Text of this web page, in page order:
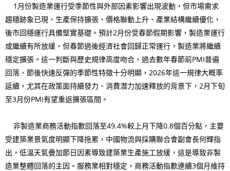
1月份製造業運行受季節性與外部因素影響出現波動，但市場需求
趨穩跡象已現，生產保持擴張、價格聯動上升、產業結構繼續優化，
後市回穩運行具備堅實基礎。預計2月份受春節假期影響，製造業運行
或繼續有所放緩，但春節過後經濟社會回歸正常運行，製造業將繼續
穩定擴張。這一判斷與歷史規律高度吻合，過去數年春節前PMI普遍
回落、節後快速反彈的季節性特徵十分明顯，2026年這一規律大概率
延續，尤其在政策面持續發力、消費潛力加速釋放的背景下，2月下旬
至3月份PMI有望重返擴張區間。
非製造業商務活動指數回落至49.4%較上月下降0.8個百分點，主要
受建築業景氣度明顯下降拖累，中國物流與採購聯合會副會長何輝指
出，低溫天氣疊加節日因素導致建築業生產施工放緩，這是導致非製
造業整體回落的主因。服務業相對穩定，商務活動指數連續3個月維持